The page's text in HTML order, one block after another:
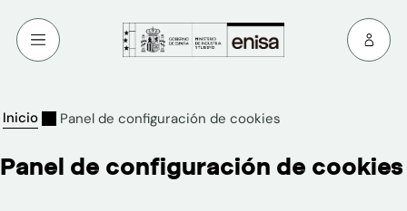
Inicio Panel de configuración de cookies
Panel de configuración de cookies